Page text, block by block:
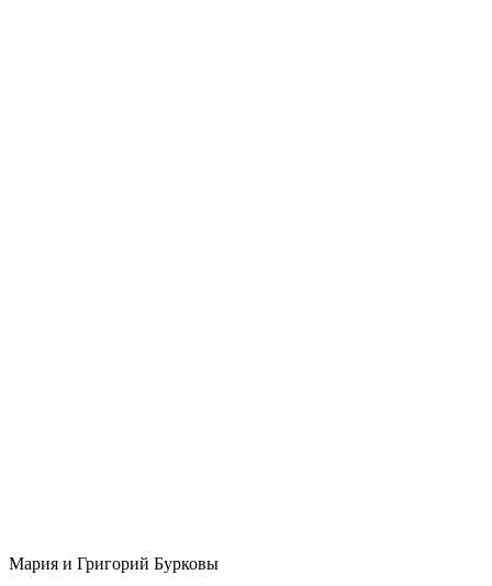
Мария и Григорий Бурковы